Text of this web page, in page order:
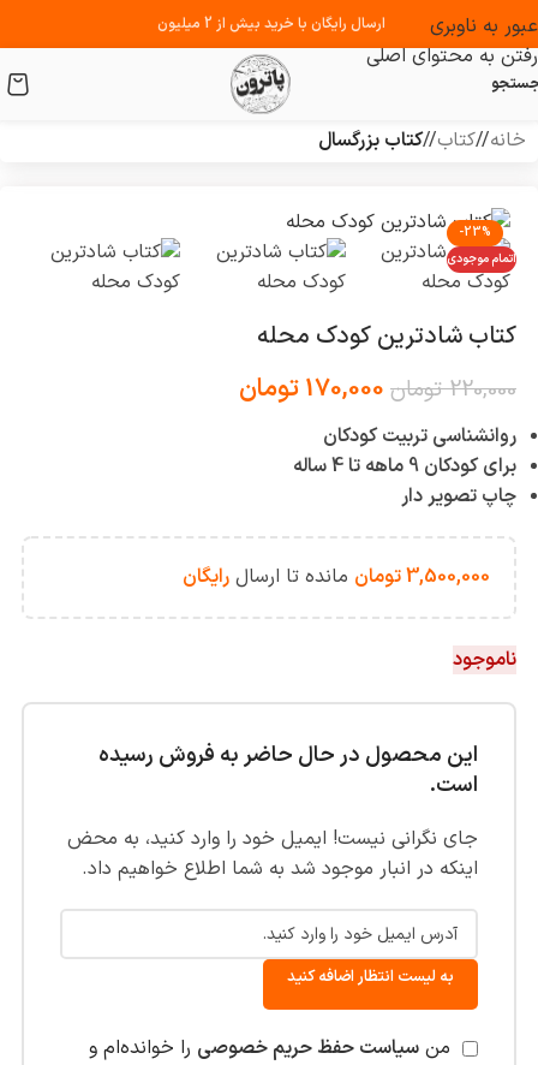
عبور به ناوبری
رفتن به محتوای اصلی
ارسال رایگان با خرید بیش از 2 میلیون
خانه/ کتاب/ کتاب بزرگسال
-23%
اتمام موجودی
کتاب شادترین کودک محله
220,000 تومان 170,000تومان
روانشناسی تربیت کودکان
برای کودکان 9 ماهه تا 4 ساله
چاپ تصویر دار
3,500,000تومان مانده تا ارسال رایگان
ناموجود
این محصول در حال حاضر به فروش رسیده
است.
جای نگرانی نیست! ایمیل خود را وارد کنید، به محض
اینکه در انبار موجود شد به شما اطلاع خواهیم داد.
به لیست انتظار اضافه کنید
من سیاست حفظ حریم خصوصی را خوانده‌ام و